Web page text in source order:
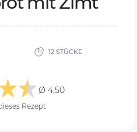
12 STÜCKE
Ø 4,50
Rezept